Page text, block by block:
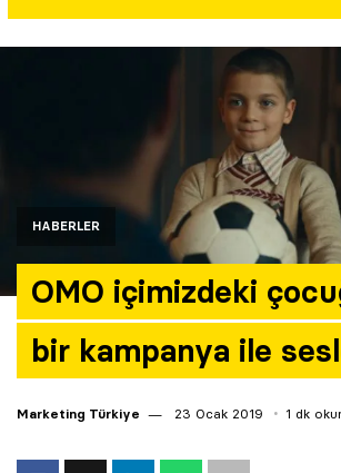
HABERLER
OMO içimizdeki
bir kampanya ile
Marketing Türkiye 23 Ocak 2019 1 dk